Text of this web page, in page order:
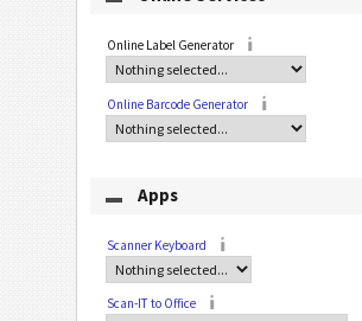
Online Label Generator
Online Barcode Generator
Apps
Scanner Keyboard
Scan-IT to Office